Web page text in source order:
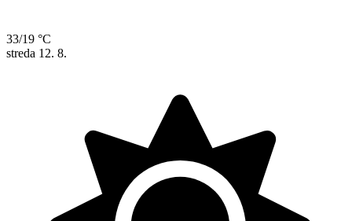
33/19 °C
streda 12. 8.